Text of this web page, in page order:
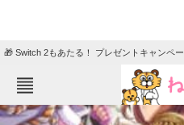
🎁 Switch 2もあたる！ プレゼントキャンペー
ねとらぼメニュー